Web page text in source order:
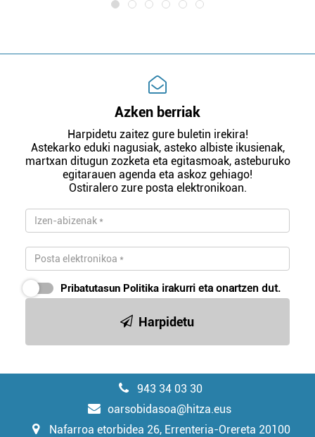
Azken berriak
Harpidetu zaitez gure buletin irekira!
Astekarko eduki nagusiak, asteko albiste ikusienak,
martxan ditugun zozketa eta egitasmoak, asteburuko
egitarauen agenda eta askoz gehiago!
Ostiralero zure posta elektronikoan.
Pribatutasun Politika irakurri eta onartzen dut.
Harpidetu
943 34 03 30
oarsobidasoa@hitza.eus
Nafarroa etorbidea 26, Errenteria-Orereta 20100